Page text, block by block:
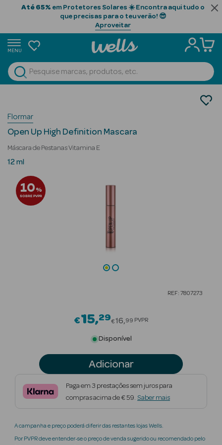
Até 65% em Protetores Solares ☀️ Encontra aqui tudo o
que precisas para o teu verão! 😎
Aproveitar
MENU
Ver Tudo
Beauty Season
Cabelo
Profissional
Beauty Season
Beauty Season
Cosmética
Beauty Season
Beauty Season
Beauty Season
Beauty Season
Máscara de Pestanas
Flormar
Open Up High Definition Mascara
Máscara de Pestanas Vitamina E
12 ml
10%
SOBRE PVPR
REF: 7807273
€15 29Price reduced from
€16 99 PVPR
Disponível
Adicionar
Paga em 3 prestações sem juros para
compras acima de € 59. Saber mais
A campanha e preço poderá diferir das restantes lojas Wells.
Por PVPR deve entender-se o preço de venda sugerido ou recomendado pelo